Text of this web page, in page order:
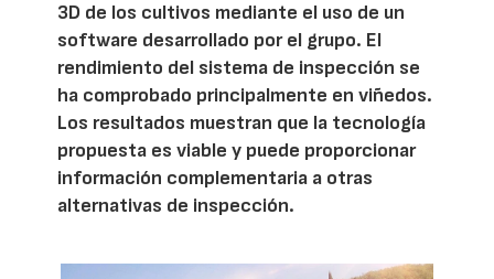
3D de los cultivos mediante el uso de un
software desarrollado por el grupo. El
rendimiento del sistema de inspección se
ha comprobado principalmente en viñedos.
Los resultados muestran que la tecnología
propuesta es viable y puede proporcionar
información complementaria a otras
alternativas de inspección.